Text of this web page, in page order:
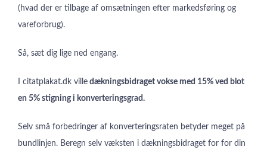
(hvad der er tilbage af omsætningen efter markedsføring og
vareforbrug).
Så, sæt dig lige ned engang.
I citatplakat.dk ville dækningsbidraget vokse med 15% ved blot
en 5% stigning i konverteringsgrad.
Selv små forbedringer af konverteringsraten betyder meget på
bundlinjen. Beregn selv væksten i dækningsbidraget for for din